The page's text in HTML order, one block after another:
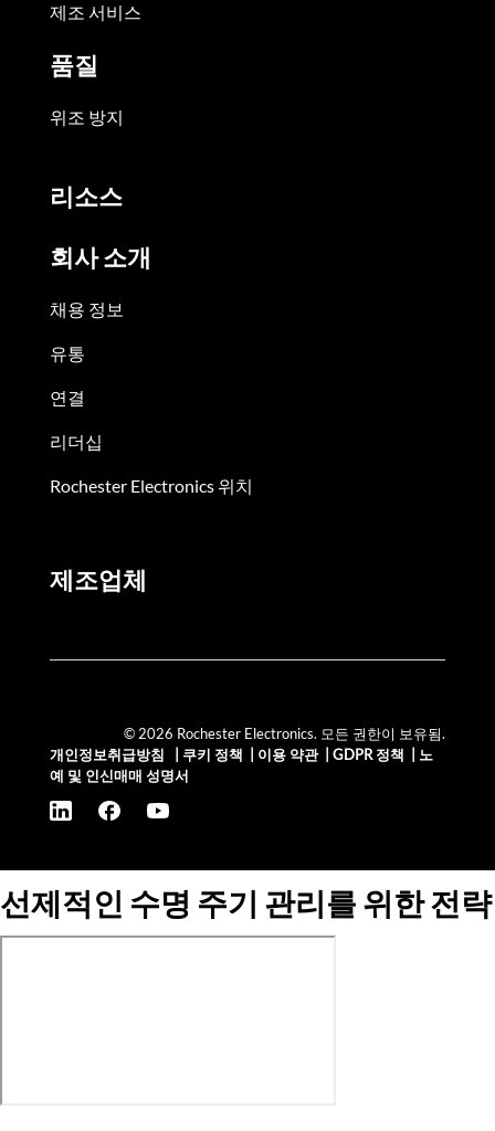
제조 서비스
품질
위조 방지
리소스
회사 소개
채용 정보
유통
연결
리더십
Rochester Electronics 위치
제조업체
© 2026 Rochester Electronics. 모든 권한이 보유됨.
개인정보취급방침
쿠키 정책 이용 약관| GDPR 정책
노
예 및 인신매매 성명서
선제적인 수명 주기 관리를 위한 전략